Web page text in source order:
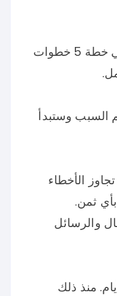
معظم النصائح الواردة في خطة 5 خطوات
السبب وستبدأ
الأخطاء
ثمن.
رقم 1: الاتصال والرسائل
، انفصلنا قبل 8 أيام. منذ ذلك